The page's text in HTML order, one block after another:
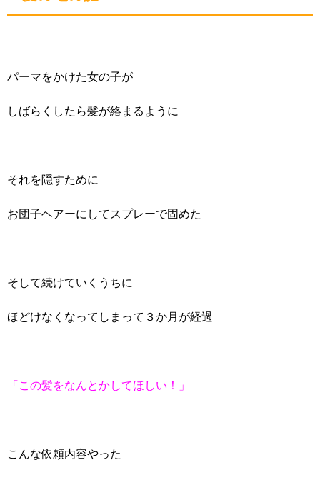
パーマをかけた女の子が
しばらくしたら髪が絡まるように
それを隠すために
お団子ヘアーにしてスプレーで固めた
そして続けていくうちに
ほどけなくなってしまって３か月が経過
「この髪をなんとかしてほしい！」
こんな依頼内容やった